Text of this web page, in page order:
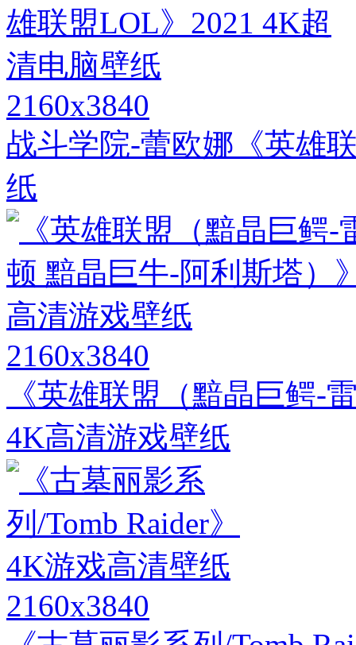
2160x3840
战斗学院-蕾欧娜《英雄
纸
2160x3840
《英雄联盟（黯晶巨鳄-
4K高清游戏壁纸
2160x3840